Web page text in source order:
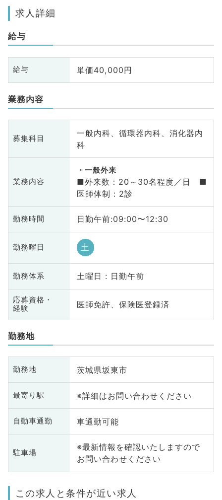
求人詳細
給与
給与 単価40,000円
業務内容
募集科目
一般内科、循環器内科、消化器内
科
業務内容
一般外来
■外来数：20～30名程度／日 ■
医師体制：2診
勤務時間 日勤午前:09:00〜12:30
勤務曜日 土
勤務体系 土曜日 : 日勤午前
応募資格・
経験
医師免許、保険医登録済
勤務地
勤務地 茨城県坂東市
最寄り駅 ※詳細はお問い合わせください
自動車通勤 車通勤可能
駐車場
※最新情報を確認いたしますので
お問い合わせください
この求人と条件が近い求人